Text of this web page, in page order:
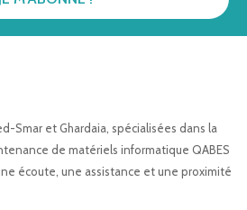
Smar et Ghardaia, spécialisées dans la
de matériels informatique QABES
écoute, une assistance et une proximité